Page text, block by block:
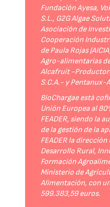
Fundación Ayesa,
S.L., G2G Algae
Asociación de
Cooperación
de Paula Rojas
Agro-alimentarias
Alcafruit -
S.C.A.- y Pentanux-
BioChargae está
Unión Europea al
FEADER, siendo la
de la gestión de la
FEADER la dirección
Desarrollo Rural,
Formación
Ministerio de
Alimentación, con
599.383,59 euros.